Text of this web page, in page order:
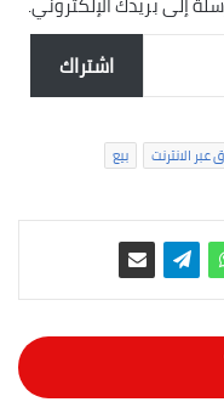
اشتراك
عبر الانترنت
بيع